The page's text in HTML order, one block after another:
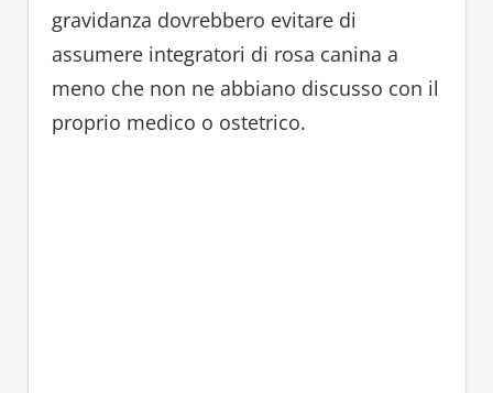
gravidanza dovrebbero evitare di
assumere integratori di rosa canina a
meno che non ne abbiano discusso con il
proprio medico o ostetrico.